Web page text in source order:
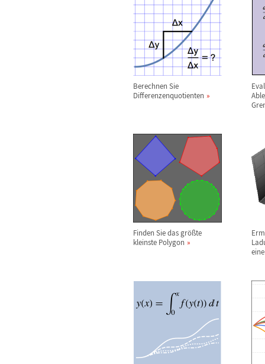
Berechnen Sie
Differenzenquotienten
Finden Sie das größte
kleinste Polygon